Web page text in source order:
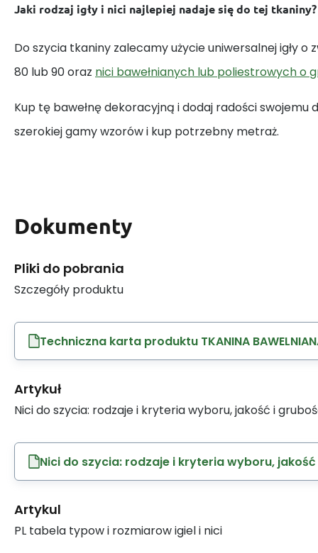
Jaki rodzaj igły i nici najlepiej nadaje się do tej tkaniny?
Do szycia tkaniny zalecamy użycie uniwersalnej igły o
80 lub 90 oraz nici bawełnianych lub poliestrowych o
Kup tę bawełnę dekoracyjną i dodaj radości swojemu
szerokiej gamy wzorów i kup potrzebny metraż.
Dokumenty
Pliki do pobrania
Szczegóły produktu
Techniczna karta produktu TKANINA
Artykuł
Nici do szycia: rodzaje i kryteria wyboru, jakość i
Nici do szycia: rodzaje i kryteria wyboru,
Artykul
PL tabela typow i rozmiarow igiel i nici